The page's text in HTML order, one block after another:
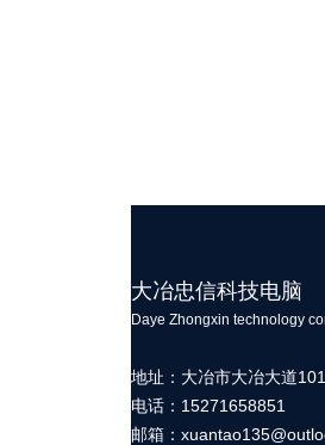
大冶忠信科技电脑
Daye Zhongxin technology
地址：大冶市大冶大道
电话：15271658851
邮箱：